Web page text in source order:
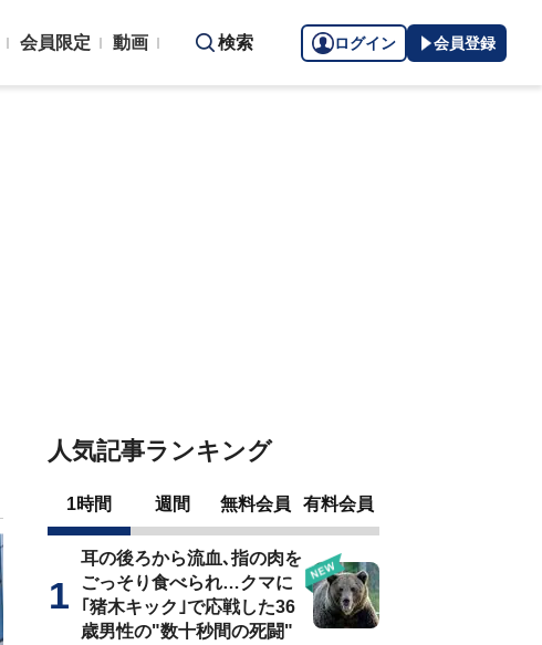
会員限定 動画 検索 ログイン 会員登録
人気記事ランキング
1時間 週間 無料会員 有料会員
耳の後ろから流血､指の肉を
ごっそり食べられ…クマに
｢猪木キック｣で応戦した36
歳男性の"数十秒間の死闘"